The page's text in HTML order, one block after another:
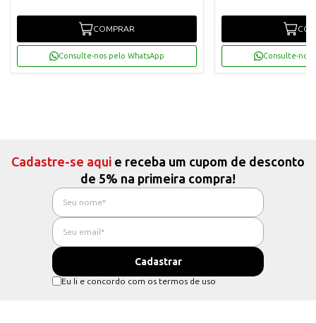
COMPRAR
Consulte-nos pelo WhatsApp Consulte-nos
Cadastre-se aqui e receba um cupom de desconto
de 5% na primeira compra!
Eu li e concordo com os termos de uso